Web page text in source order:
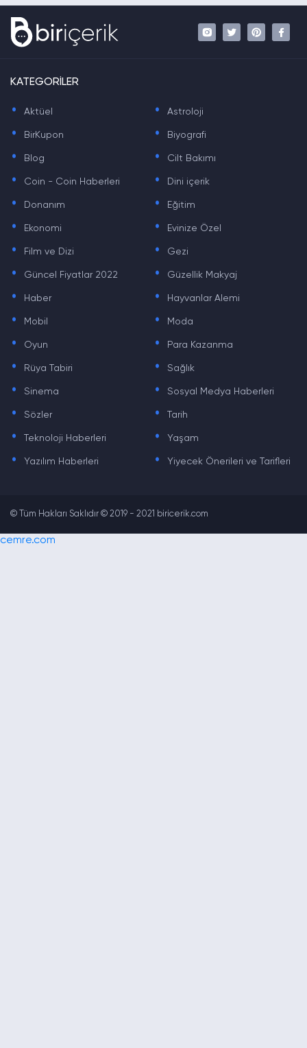
KATEGORİLER
. Aktüel . Astroloji
. BirKupon . Biyografi
. Blog . Cilt Bakımı
. Coin - Coin Haberleri . Dini içerik
. Donanım . Eğitim
. Ekonomi . Evinize Özel
. Film ve Dizi . Gezi
. Güncel Fiyatlar 2022 . Güzellik Makyaj
. Haber . Hayvanlar Alemi
. Mobil . Moda
. Oyun . Para Kazanma
. Rüya Tabiri . Sağlık
. Sinema . Sosyal Medya Haberleri
. Sözler . Tarih
. Teknoloji Haberleri . Yaşam
. Yazılım Haberleri . Yiyecek Önerileri ve Tarifleri
© Tüm Hakları Saklıdır © 2019 - 2021 biricerik.com
cemre.com